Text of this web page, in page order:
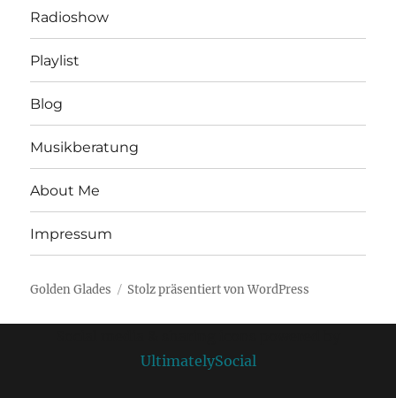
Radioshow
Playlist
Blog
Musikberatung
About Me
Impressum
Golden Glades Stolz präsentiert von WordPress
UltimatelySocial